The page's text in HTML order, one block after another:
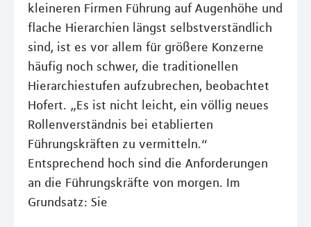
kleineren Firmen Führung auf Augenhöhe und
flache Hierarchien längst selbstverständlich
sind, ist es vor allem für größere Konzerne
häufig noch schwer, die traditionellen
Hierarchiestufen aufzubrechen, beobachtet
Hofert. „Es ist nicht leicht, ein völlig neues
Rollenverständnis bei etablierten
Führungskräften zu vermitteln.“
Entsprechend hoch sind die Anforderungen
an die Führungskräfte von morgen. Im
Grundsatz: Sie